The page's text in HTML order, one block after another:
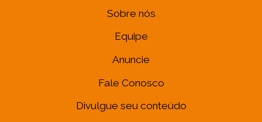
Sobre nós
Equipe
Anuncie
Fale Conosco
Divulgue seu conteúdo